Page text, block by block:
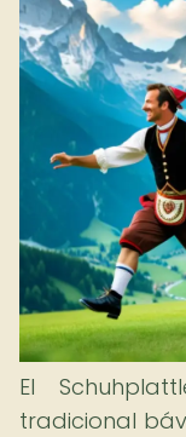
El
tradicional